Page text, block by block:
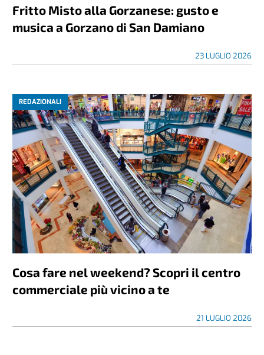
Fritto Misto alla Gorzanese: gusto e
musica a Gorzano di San Damiano
23 LUGLIO 2026
REDAZIONALI
Cosa fare nel weekend? Scopri il centro
commerciale più vicino a te
21 LUGLIO 2026